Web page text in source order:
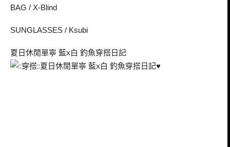
BAG / X-Blind
SUNGLASSES / Ksubi
夏日休閒單寧 藍x白 釣魚穿搭日記